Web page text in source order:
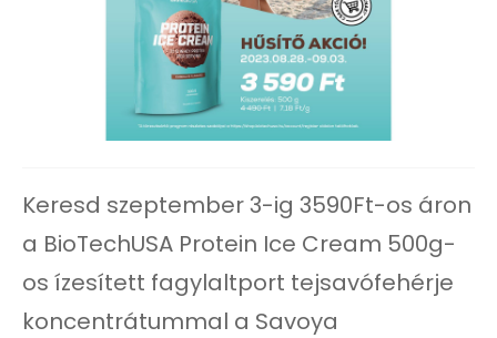
Keresd szeptember 3-ig 3590Ft-os áron
a BioTechUSA Protein Ice Cream 500g-
os ízesített fagylaltport tejsavófehérje
koncentrátummal a Savoya